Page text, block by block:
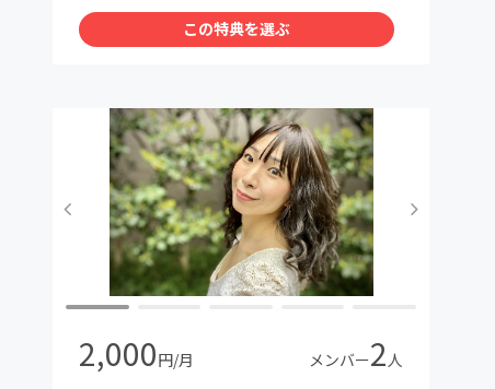
この特典を選ぶ
2,000円/月 メンバー2人